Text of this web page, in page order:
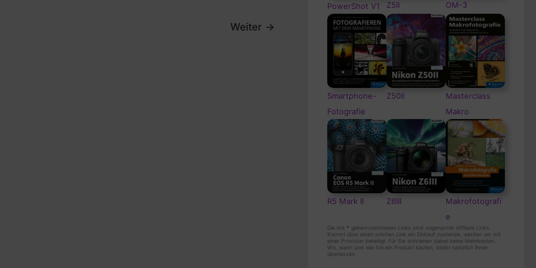
Weiter →
PowerShot V1 Z5II OM-3
Smartphone-
Fotografie
Z50II
Masterclass
Makro
R5 Mark II Z6III
Makrofotografi
e
Die mit * gekennzeichneten Links sind sogenannte Affiliate Links.
Kommt über einen solchen Link ein Einkauf zustande, werden wir mit
einer Provision beteiligt. Für Sie entstehen dabei keine Mehrkosten.
Wo, wann und wie Sie ein Produkt kaufen, bleibt natürlich Ihnen
überlassen.